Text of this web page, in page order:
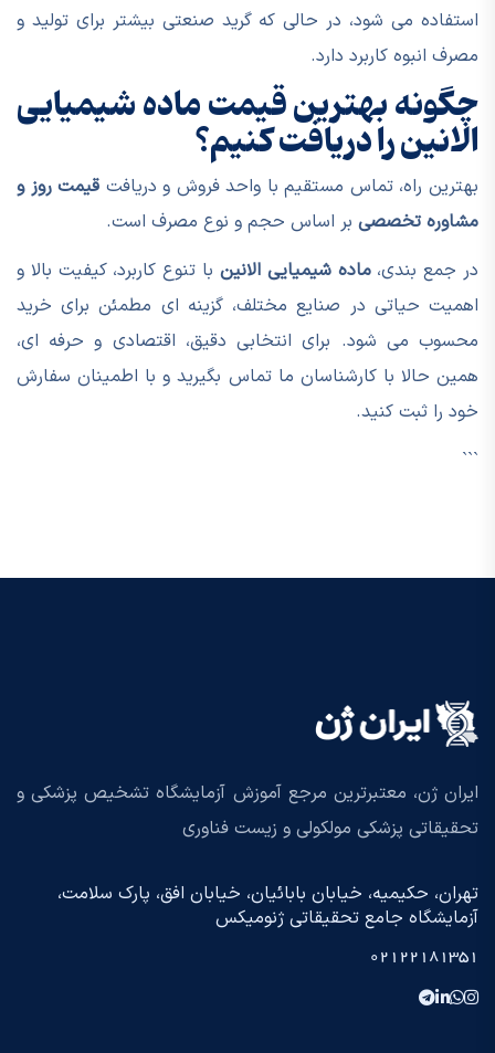
استفاده می شود، در حالی که گرید صنعتی بیشتر برای تولید و
مصرف انبوه کاربرد دارد.
چگونه بهترین قیمت ماده شیمیایی
الانین را دریافت کنیم؟
بهترین راه، تماس مستقیم با واحد فروش و دریافت قیمت روز و
مشاوره تخصصی بر اساس حجم و نوع مصرف است.
در جمع بندی،ماده شیمیایی الانین با تنوع کاربرد، کیفیت بالا و
اهمیت حیاتی در صنایع مختلف، گزینه ای مطمئن برای خرید
محسوب می شود. برای انتخابی دقیق، اقتصادی و حرفه ای،
همین حالا با کارشناسان ما تماس بگیرید و با اطمینان سفارش
خود را ثبت کنید.
```
ایران ژن، معتبرترین مرجع آموزش آزمایشگاه تشخیص پزشکی و
تحقیقاتی پزشکی مولکولی و زیست فناوری
تهران، حکیمیه، خیابان بابائیان، خیابان افق، پارک سلامت،
آزمایشگاه جامع تحقیقاتی ژنومیکس
02122181351